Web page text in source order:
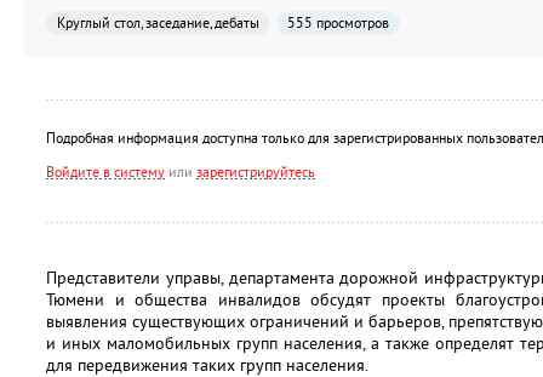
Круглый стол, заседание, дебаты 555 просмотров
Подробная информация доступна только для зарегистрированных
Войдите в систему или зарегистрируйтесь
Представители управы, департамента дорожной
Тюмени и общества инвалидов обсудят проекты
выявления существующих ограничений и барьеров,
и иных маломобильных групп населения, а также определят
для передвижения таких групп населения.